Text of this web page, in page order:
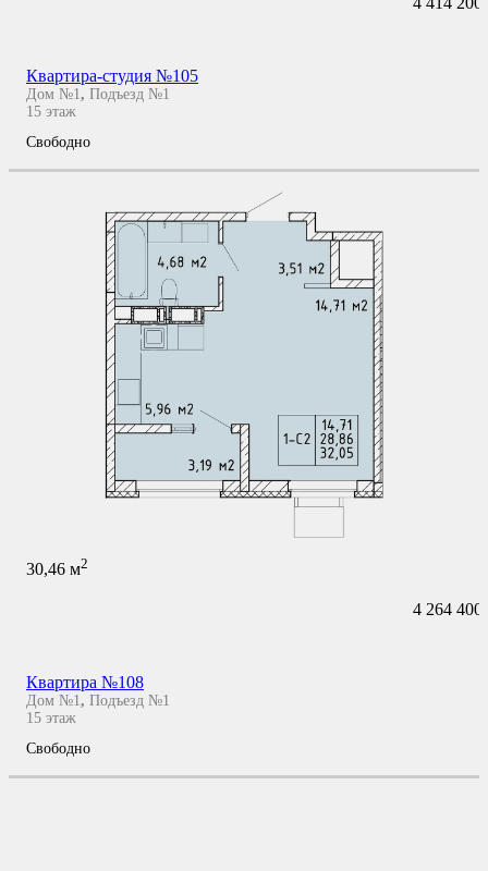
Квартира-студия №105
Дом №1 , Подъезд №1
15 этаж
Свободно
30,46 м2
4 264 400
Квартира №108
Дом №1, Подъезд №1
15 этаж
Свободно